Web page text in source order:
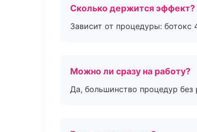
Сколько держится эффект?
Зависит от процедуры:
Можно ли сразу на работу?
Да, большинство процедур